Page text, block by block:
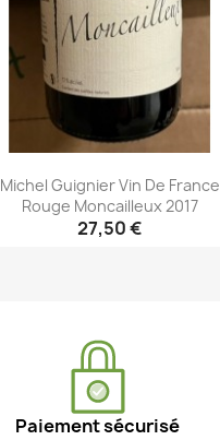
Michel Guignier Vin De France
Rouge Moncailleux 2017
27,50 €
Paiement sécurisé